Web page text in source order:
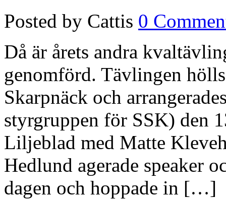
Posted by Cattis 0
Då är årets andra
genomförd. Tävlingen
Skarpnäck och
styrgruppen för SSK) den
Liljeblad med Matte
Hedlund agerade speaker
dagen och hoppade in […]